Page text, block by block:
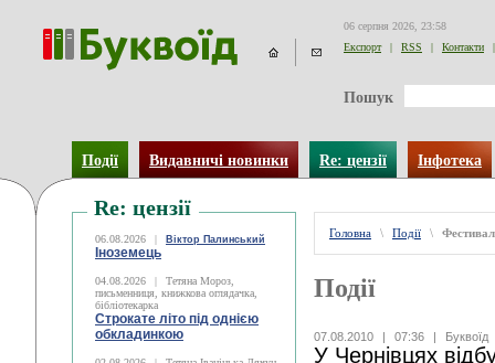
06 серпня 2026, 23:58
Експорт
| RSS | Контакти |
Пошук
Події Видавничі новинки Re: цензії Інфотека
Re: цензії
06.08.2026 | Віктор Палинський
Іноземець
04.08.2026 |
Тетяна Мороз,
письменниця, книжкова оглядачка,
бібліотекарка
Строкате літо під однією
обкладинкою
Головна \ Події \
Події
07.08.2010 | 07:36 | Буквоїд
У Чернівцях